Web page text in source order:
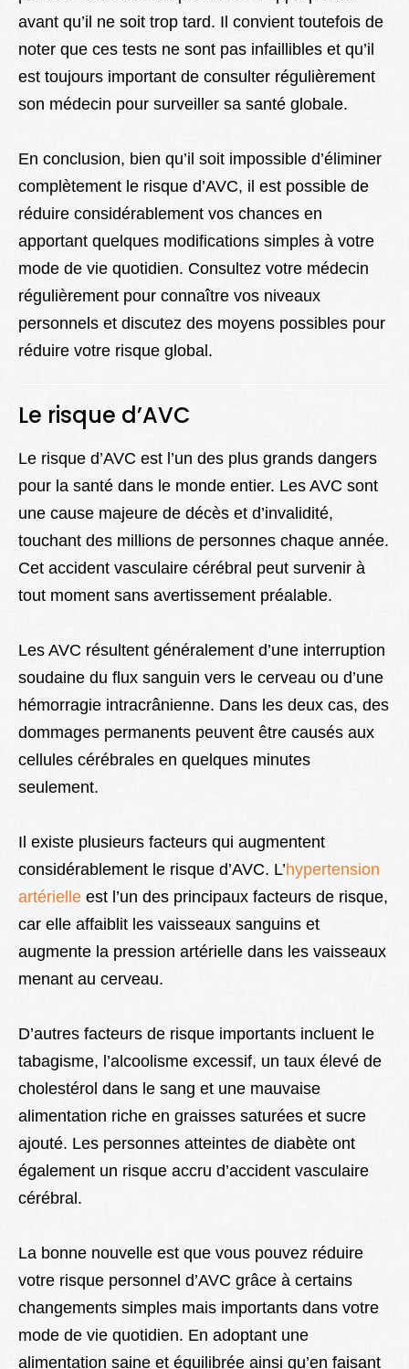
avant qu’il ne soit trop tard. Il convient toutefois de
noter que ces tests ne sont pas infaillibles et qu’il
est toujours important de consulter régulièrement
son médecin pour surveiller sa santé globale.
En conclusion, bien qu’il soit impossible d’éliminer
complètement le risque d’AVC, il est possible de
réduire considérablement vos chances en
apportant quelques modifications simples à votre
mode de vie quotidien. Consultez votre médecin
régulièrement pour connaître vos niveaux
personnels et discutez des moyens possibles pour
réduire votre risque global.
Le risque d’AVC
Le risque d’AVC est l’un des plus grands dangers
pour la santé dans le monde entier. Les AVC sont
une cause majeure de décès et d’invalidité,
touchant des millions de personnes chaque année.
Cet accident vasculaire cérébral peut survenir à
tout moment sans avertissement préalable.
Les AVC résultent généralement d’une interruption
soudaine du flux sanguin vers le cerveau ou d’une
hémorragie intracrânienne. Dans les deux cas, des
dommages permanents peuvent être causés aux
cellules cérébrales en quelques minutes
seulement.
Il existe plusieurs facteurs qui augmentent
considérablement le risque d’AVC. L’hypertension
artérielle est l’un des principaux facteurs de risque,
car elle affaiblit les vaisseaux sanguins et
augmente la pression artérielle dans les vaisseaux
menant au cerveau.
D’autres facteurs de risque importants incluent le
tabagisme, l’alcoolisme excessif, un taux élevé de
cholestérol dans le sang et une mauvaise
alimentation riche en graisses saturées et sucre
ajouté. Les personnes atteintes de diabète ont
également un risque accru d’accident vasculaire
cérébral.
La bonne nouvelle est que vous pouvez réduire
votre risque personnel d’AVC grâce à certains
changements simples mais importants dans votre
mode de vie quotidien. En adoptant une
alimentation saine et équilibrée ainsi qu’en faisant